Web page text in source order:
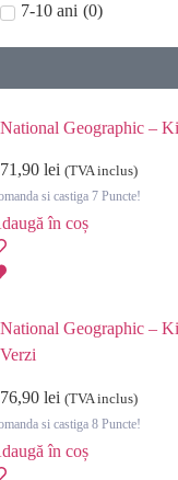
7-10 ani (0)
National Geographic –
71,90 lei (TVA inclus)
si castiga 7 Puncte!
în coș
National Geographic –
Verzi
76,90 lei (TVA inclus)
si castiga 8 Puncte!
în coș